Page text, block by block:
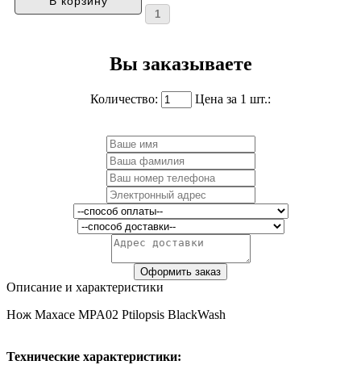
Вы заказываете
Количество: Цена за 1 шт.:
Описание и характеристики
Нож Maxace MPA02 Ptilopsis BlackWash
Технические характеристики: